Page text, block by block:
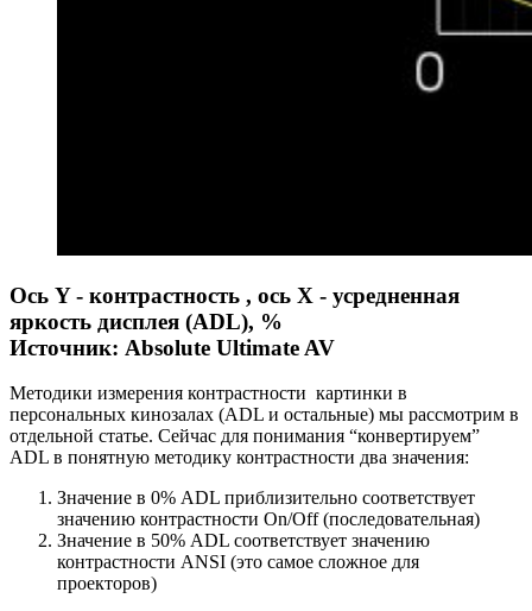
Ось Y - контрастность , ось X - усредненная
яркость дисплея (ADL), %
Источник: Absolute Ultimate AV
Методики измерения контрастности картинки в
персональных кинозалах (ADL и остальные) мы рассмотрим в
отдельной статье. Сейчас для понимания “конвертируем”
ADL в понятную методику контрастности два значения:
Значение в 0% ADL приблизительно соответствует
значению контрастности On/Off (последовательная)
Значение в 50% ADL соответствует значению
контрастности ANSI (это самое сложное для
проекторов)